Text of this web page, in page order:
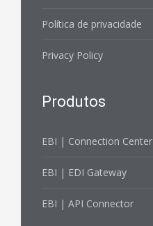
Política de privacidade
Privacy Policy
Produtos
EBI | Connection Center
EBI | EDI Gateway
EBI | API Connector